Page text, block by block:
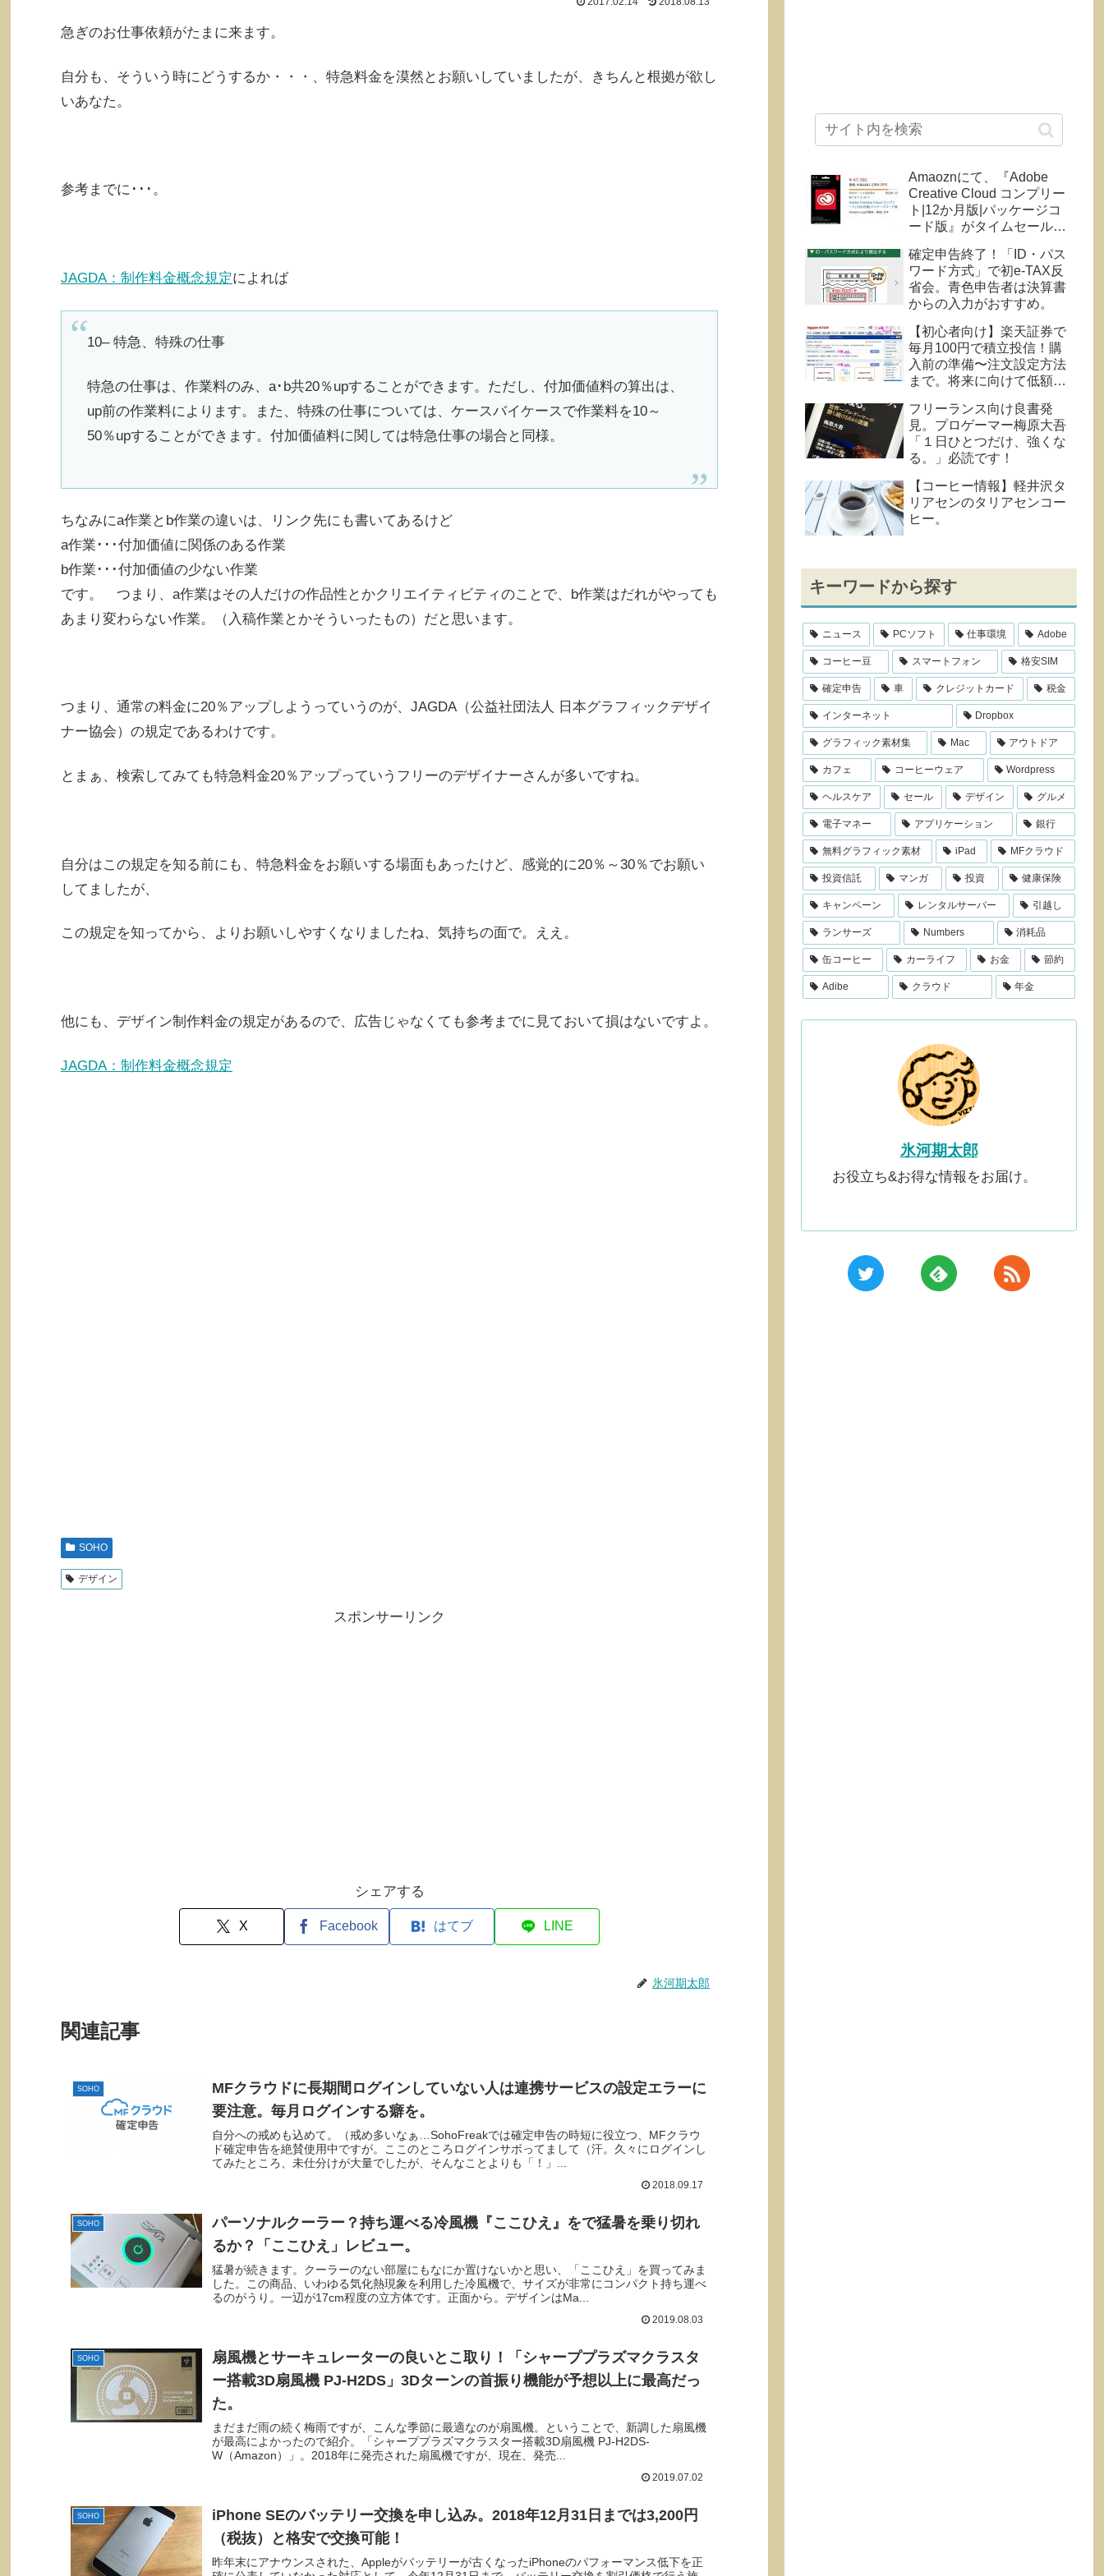
急ぎのお仕事依頼がたまに来ます。
自分も、そういう時にどうするか・・・、特急料金を漠然とお願いしていましたが、きちんと根拠が欲し
いあなた。
参考までに･･･。
JAGDA：制作料金概念規定によれば
10– 特急、特殊の仕事
特急の仕事は、作業料のみ、a･b共20％upすることができます。ただし、付加価値料の算出は、
up前の作業料によります。また、特殊の仕事については、ケースバイケースで作業料を10～
50％upすることができます。付加価値料に関しては特急仕事の場合と同様。
ちなみにa作業とb作業の違いは、リンク先にも書いてあるけど
a作業･･･付加価値に関係のある作業
b作業･･･付加価値の少ない作業
です。 つまり、a作業はその人だけの作品性とかクリエイティビティのことで、b作業はだれがやっても
あまり変わらない作業。（入稿作業とかそういったもの）だと思います。
つまり、通常の料金に20％アップしようっていうのが、JAGDA（公益社団法人 日本グラフィックデザイ
ナー協会）の規定であるわけです。
とまぁ、検索してみても特急料金20％アップっていうフリーのデザイナーさんが多いですね。
自分はこの規定を知る前にも、特急料金をお願いする場面もあったけど、感覚的に20％～30％でお願い
してましたが、
この規定を知ってから、よりお願いしやすくなりましたね、気持ちの面で。ええ。
他にも、デザイン制作料金の規定があるので、広告じゃなくても参考までに見ておいて損はないですよ。
JAGDA：制作料金概念規定
SOHO
デザイン
スポンサーリンク
シェアする
X Facebook はてブ LINE
氷河期太郎
関連記事
SOHO
MFクラウドに長期間ログインしていない人は連携サービスの設定エラーに
要注意。毎月ログインする癖を。
自分への戒めも込めて。（戒め多いなぁ…SohoFreakでは確定申告の時短に役立つ、MFクラウ
ド確定申告を絶賛使用中ですが。ここのところログインサボってまして（汗。久々にログインし
てみたところ、未仕分けが大量でしたが、そんなことよりも「！」...
2018.09.17
SOHO
パーソナルクーラー？持ち運べる冷風機『ここひえ』をで猛暑を乗り切れ
るか？「ここひえ」レビュー。
猛暑が続きます。クーラーのない部屋にもなにか置けないかと思い、「ここひえ」を買ってみま
した。この商品、いわゆる気化熱現象を利用した冷風機で、サイズが非常にコンパクト持ち運べ
るのがうり。一辺が17cm程度の立方体です。正面から。デザインはMa...
2019.08.03
SOHO
扇風機とサーキュレーターの良いとこ取り！「シャーププラズマクラスタ
ー搭載3D扇風機 PJ-H2DS」3Dターンの首振り機能が予想以上に最高だっ
た。
まだまだ雨の続く梅雨ですが、こんな季節に最適なのが扇風機。ということで、新調した扇風機
が最高によかったので紹介。「シャーププラズマクラスター搭載3D扇風機 PJ-H2DS-
W（Amazon）」。2018年に発売された扇風機ですが、現在、発売...
2019.07.02
SOHO
iPhone SEのバッテリー交換を申し込み。2018年12月31日までは3,200円
（税抜）と格安で交換可能！
昨年末にアナウンスされた、Appleがバッテリーが古くなったiPhoneのパフォーマンス低下を正
Amaoznにて、『Adobe
Creative Cloud コンプリー
ト|12か月版|パッケージコ
ード版』がタイムセール
確定申告終了！「ID・パス
ワード方式」で初e-TAX反
省会。青色申告者は決算書
からの入力がおすすめ。
【初心者向け】楽天証券で
毎月100円で積立投信！購
入前の準備〜注文設定方法
まで。将来に向けて低額投
く。
フリーランス向け良書発
見。プロゲーマー梅原大吾
「１日ひとつだけ、強くな
る。」必読です！
【コーヒー情報】軽井沢タ
リアセンのタリアセンコー
ヒー。
キーワードから探す
ニュース PCソフト 仕事環境 Adobe
コーヒー豆 スマートフォン 格安SIM
確定申告 車 クレジットカード 税金
インターネット Dropbox
グラフィック素材集 Mac アウトドア
カフェ コーヒーウェア Wordpress
ヘルスケア セール デザイン グルメ
電子マネー アプリケーション 銀行
無料グラフィック素材 iPad MFクラウド
投資信託 マンガ 投資 健康保険
キャンペーン レンタルサーバー 引越し
ランサーズ Numbers 消耗品
缶コーヒー カーライフ お金 節約
Adibe クラウド 年金
氷河期太郎
お役立ち&お得な情報をお届け。